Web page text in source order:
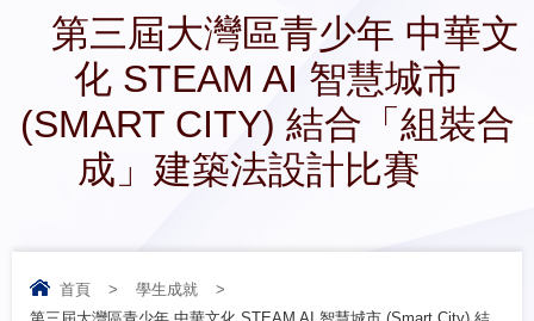
第三屆大灣區 青少年 中華文
化 STEAM AI 智慧城市
(SMART CITY) 結合「組裝合
成」建築法設計比賽
首頁 > 學生成就
>